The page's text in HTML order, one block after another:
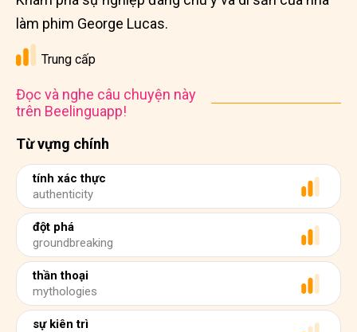
Từ vựng chính
tính xác thực
authenticity
đột phá
groundbreaking
thần thoại
mythologies
sự kiên trì
làm phim George Lucas.
Trung cấp
Đọc và nghe câu chuyện này
trên Beelinguapp!